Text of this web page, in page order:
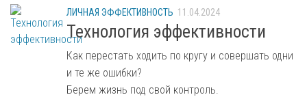
ЛИЧНАЯ ЭФФЕКТИВНОСТЬ 11.04.2024
Технология эффективности
Как перестать ходить по кругу и совершать одни
и те же ошибки?
Берем жизнь под свой контроль.